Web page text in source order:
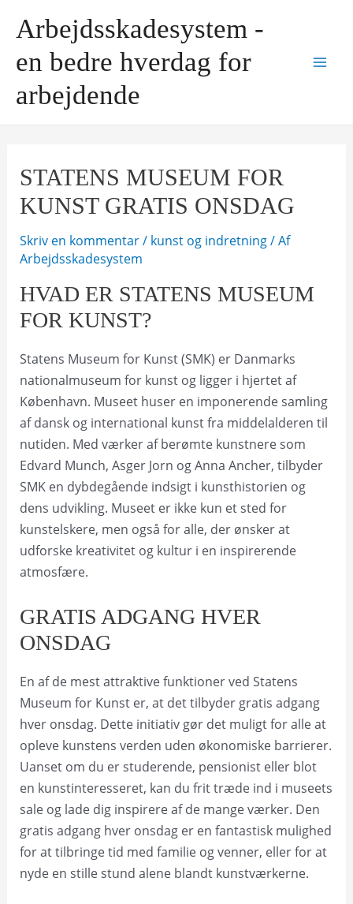
indholdet
Arbejdsskadesystem -
en bedre hverdag for
arbejdende
STATENS MUSEUM FOR
KUNST GRATIS ONSDAG
Skriv en kommentar/ kunst og indretning/ Af
Arbejdsskadesystem
HVAD ER STATENS MUSEUM
FOR KUNST?
Statens Museum for Kunst (SMK) er Danmarks
nationalmuseum for kunst og ligger i hjertet af
København. Museet huser en imponerende samling
af dansk og international kunst fra middelalderen til
nutiden. Med værker af berømte kunstnere som
Edvard Munch, Asger Jorn og Anna Ancher, tilbyder
SMK en dybdegående indsigt i kunsthistorien og
dens udvikling. Museet er ikke kun et sted for
kunstelskere, men også for alle, der ønsker at
udforske kreativitet og kultur i en inspirerende
atmosfære.
GRATIS ADGANG HVER
ONSDAG
En af de mest attraktive funktioner ved Statens
Museum for Kunst er, at det tilbyder gratis adgang
hver onsdag. Dette initiativ gør det muligt for alle at
opleve kunstens verden uden økonomiske barrierer.
Uanset om du er studerende, pensionist eller blot
en kunstinteresseret, kan du frit træde ind i museets
sale og lade dig inspirere af de mange værker. Den
gratis adgang hver onsdag er en fantastisk mulighed
for at tilbringe tid med familie og venner, eller for at
nyde en stille stund alene blandt kunstværkerne.